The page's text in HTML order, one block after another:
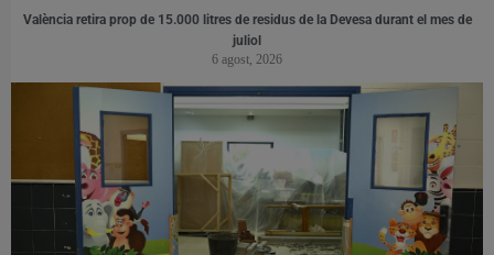
València retira prop de 15.000 litres de residus de la Devesa durant el mes de
juliol
6 agost, 2026